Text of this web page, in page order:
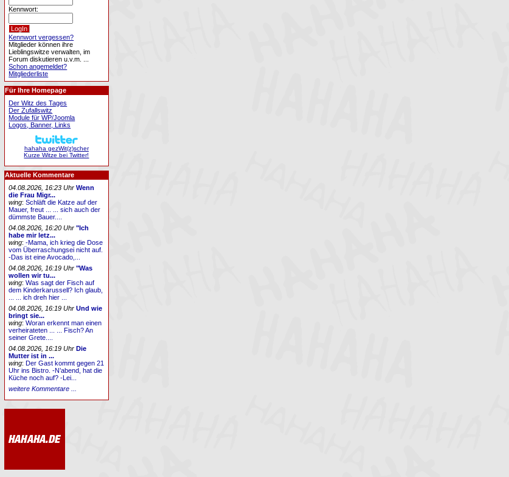
Kennwort:
Kennwort vergessen?
Mitglieder können ihre
Lieblingswitze verwalten, im
Forum diskutieren u.v.m. ...
Schon angemeldet?
Mitgliederliste
Für Ihre Homepage
Der Witz des Tages
Der Zufallswitz
Module für WP/Joomla
Logos, Banner, Links
hahaha gezWit(z)scher
Kurze Witze bei Twitter!
Aktuelle Kommentare
04.08.2026, 16:23 Uhr Wenn
die Frau Migr...
wing:Schläft die Katze auf der
Mauer, freut ... ... sich auch der
dümmste Bauer....
04.08.2026, 16:20 Uhr "Ich
habe mir letz...
wing:-Mama, ich krieg die Dose
vom Überraschungsei nicht auf.
-Das ist eine Avocado,...
04.08.2026, 16:19 Uhr "Was
wollen wir tu...
wing:Was sagt der Fisch auf
dem Kinderkarussell? Ich glaub,
... ... ich dreh hier ...
04.08.2026, 16:19 Uhr Und wie
bringt sie...
wing:Woran erkennt man einen
verheirateten ... ... Fisch? An
seiner Grete....
04.08.2026, 16:19 Uhr Die
Mutter ist in ...
wing:Der Gast kommt gegen 21
Uhr ins Bistro. -N’abend, hat die
Küche noch auf? -Lei...
weitere Kommentare ...